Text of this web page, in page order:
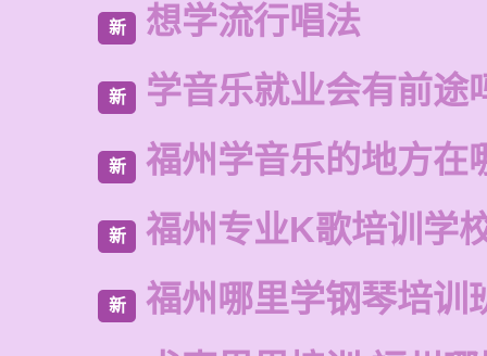
新 想学流行唱法
新 学音乐就业会有前途
新 福州学音乐的地方在
新 福州专业K歌培训学
新
福州哪里学钢琴培训